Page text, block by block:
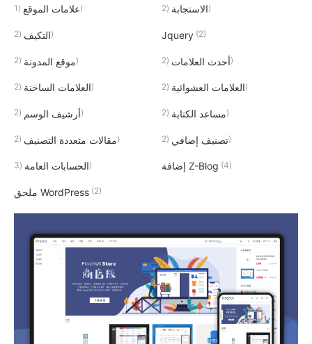
علامات الموقع(1) الاستجابة(2)
التكيف(2) Jquery(2)
موقع المدونة(2) أحدث العلامات(2)
العلامات الساخنة(2) العلامات العشوائية(2)
أرشيف الوسم(2) مساعد الكتابة(2)
مقالات متعددة التصنيف(2) تصنيف إضافي(2)
الحسابات العامة(3) إضافة Z-Blog (4)
ملحق WordPress (2)